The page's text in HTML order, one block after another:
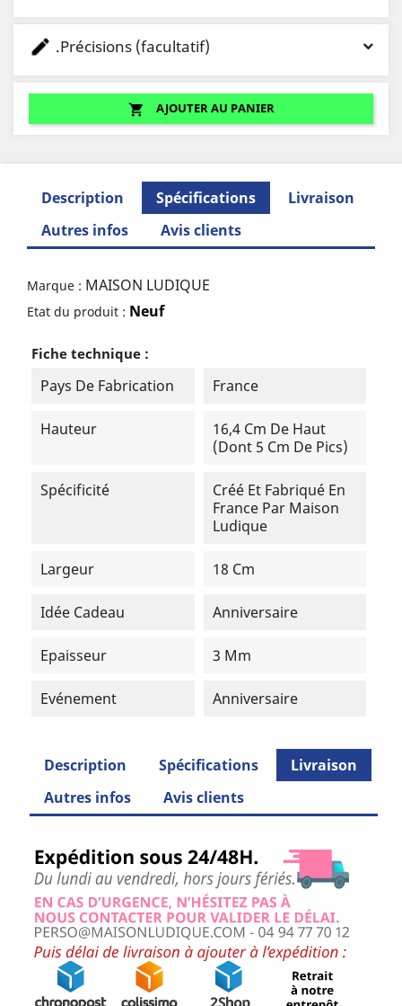
.Précisions (facultatif)
shopping_cart AJOUTER AU PANIER
Description Spécifications
Livraison
Autres infos
Avis clients
Marque : MAISON LUDIQUE
Etat du produit : Neuf
Fiche technique :
Pays De Fabrication France
Hauteur
16,4 Cm De Haut
(dont 5 Cm De Pics)
Spécificité
Créé Et Fabriqué En
France Par Maison
Ludique
Largeur 18 Cm
Idée Cadeau Anniversaire
Epaisseur 3 Mm
Evénement Anniversaire
Description Spécifications
Livraison
Autres infos
Avis clients